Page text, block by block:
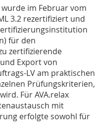
wurde im Februar vom
3.2 rezertifiziert und
für den
zertifizierende
Export von
LV am praktischen
Prüfungskriterien,
Für AVA.relax
mit
erfolgte sowohl für